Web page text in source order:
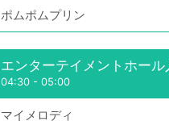
ポムポムプリン
エンターテイメントホール
04:30 - 05:00
マイメロディ